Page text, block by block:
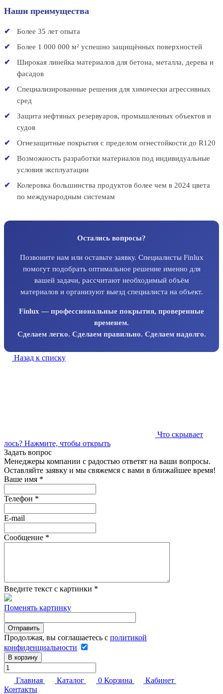
Наши преимущества
Более 35 лет опыта
Более 1 000 000 м² успешно защищённых поверхностей
Широкая линейка материалов для бетона, металла, дерева и
фасадов
Специализированные решения для химически агрессивных
сред
Защита нефтяных резервуаров, промышленных объектов и
судов
Огнезащитные покрытия с пределом огнестойкости до R120
Возможность разработки материалов под индивидуальные
условия эксплуатации
Колеровка большинства продуктов более чем в 2024 цвета
по международным системам
Остались вопросы?
Позвоните нам или оставьте заявку. Специалисты Finlux
помогут подобрать оптимальное решение именно для
вашей задачи, рассчитают необходимый объём
материалов и организуют выезд специалиста на объект.
Finlux — профессиональные покрытия, проверенные
временем.
Сделаем легко. Сделаем правильно. Сделаем надолго.
Назад к списку
Что скрывает
лось? Нажмите, чтобы открыть
Задать вопрос
Менеджеры компании с радостью ответят на ваши вопросы.
Оставляйте заявку и мы свяжемся с вами в ближайшее время!
Ваше имя *
Телефон *
E-mail
Сообщение *
Введите текст с картинки *
Поменять картинку
Продолжая, вы соглашаетесь с политикой
конфиденциальности
В корзину
Главная Каталог 0 Корзина
Кабинет
Контакты